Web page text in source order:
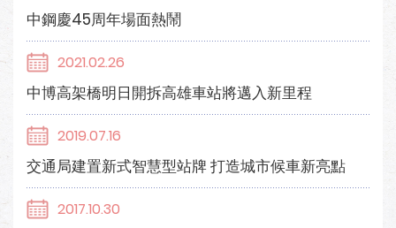
中鋼慶45周年場面熱鬧
2021.02.26
中博高架橋明日開拆高雄車站將邁入新里程
2019.07.16
交通局建置新式智慧型站牌 打造城市候車新亮點
2017.10.30